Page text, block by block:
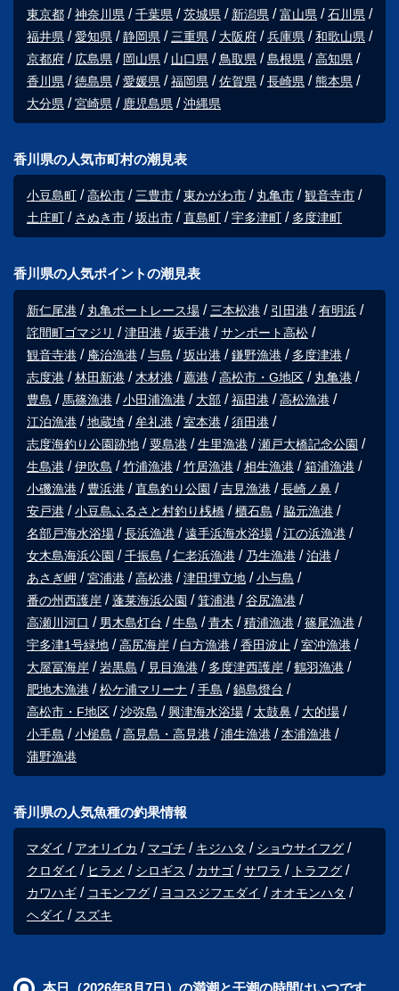
東京都
神奈川県 千葉県 茨城県 新潟県 富山県
石川県
福井県
愛知県 静岡県 三重県 大阪府 兵庫県
和歌山県
京都府
広島県 岡山県 山口県 鳥取県 島根県
高知県
香川県
徳島県 愛媛県 福岡県 佐賀県 長崎県
熊本県
大分県
宮崎県 鹿児島県 沖縄県
香川県の人気市町村の潮見表
小豆島町 高松市 三豊市 東かがわ市 丸亀市
観音寺市
土庄町
さぬき市 坂出市 直島町 宇多津町 多度津町
香川県の人気ポイントの潮見表
新仁尾港 丸亀ボートレース場 三本松港 引田港
有明浜
詫間町ゴマジリ
津田港 坂手港
サンポート高松
観音寺港
庵治漁港 与島 坂出港 鎌野漁港
多度津港
志度港
林田新港 木材港 薦港 高松市・G地区
丸亀港
豊島
馬篠漁港 小田浦漁港 大部 福田港
高松漁港
江泊漁港
地蔵埼 牟礼港 室本港
須田港
志度海釣り公園跡地
粟島港 生里漁港
瀬戸大橋記念公園
生島港
伊吹島 竹浦漁港 竹居漁港 相生漁港
箱浦漁港
小磯漁港
豊浜港 直島釣り公園 吉見漁港
長崎ノ鼻
安戸港
小豆島ふるさと村釣り桟橋 櫃石島
脇元漁港
名部戸海水浴場
長浜漁港 遠手浜海水浴場
江の浜漁港
女木島海浜公園
千振島 仁老浜漁港 乃生漁港
泊港
あさぎ岬
宮浦港 高松港 津田埋立地
小与島
番の州西護岸
蓬莱海浜公園 箕浦港
谷尻漁港
高瀬川河口
男木島灯台 牛島 青木 積浦漁港
篠尾漁港
宇多津1号緑地
高尻海岸 白方漁港 香田波止
室沖漁港
大屋冨海岸
岩黒島 見目漁港 多度津西護岸
鶴羽漁港
肥地木漁港
松ケ浦マリーナ 手島
鍋島燈台
高松市・F地区
沙弥島 興津海水浴場 太鼓鼻
大的場
小手島
小槌島 高見島・高見港 浦生漁港
本浦漁港
蒲野漁港
香川県の人気魚種の釣果情報
マダイ アオリイカ マゴチ キジハタ
ショウサイフグ
クロダイ
ヒラメ シロギス カサゴ サワラ
トラフグ
カワハギ
コモンフグ ヨコスジフエダイ
オオモンハタ
ヘダイ
スズキ